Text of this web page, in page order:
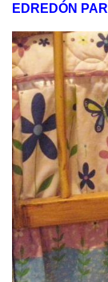
EDREDÓN